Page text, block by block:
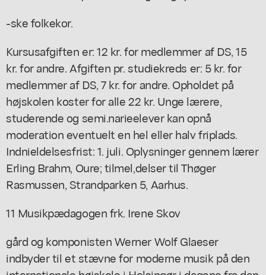
-ske folkekor.
Kursusafgiften er: 12 kr. for medlemmer af DS, 15
kr. for andre. Afgiften pr. studiekreds er: 5 kr. for
medlemmer af DS, 7 kr. for andre. Opholdet på
højskolen koster for alle 22 kr. Unge lærere,
studerende og semi.narieelever kan opnå
moderation eventuelt en hel eller halv friplads.
Indnieldelsesfrist: 1. juli. Oplysninger gennem lærer
Erling Brahm, Oure; tilmel,delser til Thøger
Rasmussen, Strandparken 5, Aarhus.
11 Musikpædagogen frk. Irene Skov
gård og komponisten Werner Wolf Glaeser
indbyder til et stævne for moderne musik på den